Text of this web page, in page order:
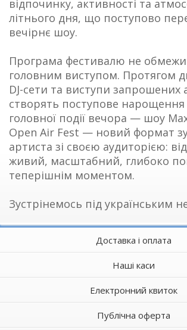
відпочинку, активності та
літнього дня, що поступово
вечірнє шоу.
Програма фестивалю не
головним виступом. Протягом
DJ-сети та виступи запрошених
створять поступове нарощення
головної події вечора — шоу
Open Air Fest — новий формат
артиста зі своєю аудиторією:
живий, масштабний, глибоко
теперішнім моментом.
Зустрінемось під українським
Доставка і оплата
Наші каси
Електронний квиток
Публічна оферта